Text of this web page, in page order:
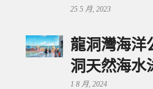
25 5 月, 2023
龍洞灣海洋
洞天然海水
1 8 月, 2024